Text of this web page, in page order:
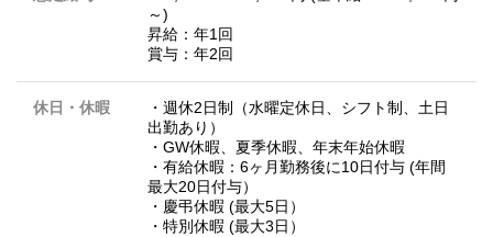
～)
昇給：年1回
賞与：年2回
休日・休暇
・週休2日制（水曜定休日、シフト制、土日
出勤あり）
・GW休暇、夏季休暇、年末年始休暇
・有給休暇：6ヶ月勤務後に10日付与 (年間
最大20日付与）
・慶弔休暇 (最大5日）
・特別休暇 (最大3日）